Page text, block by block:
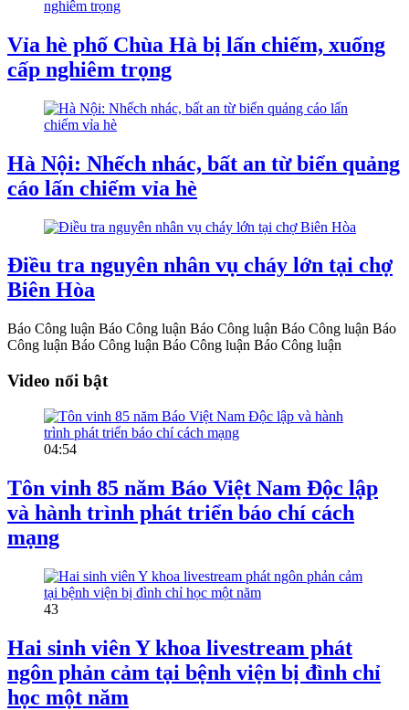
Vỉa hè phố Chùa Hà bị lấn chiếm, xuống
cấp nghiêm trọng
Hà Nội: Nhếch nhác, bất an từ biển quảng
cáo lấn chiếm vỉa hè
Điều tra nguyên nhân vụ cháy lớn tại chợ
Biên Hòa
Báo Công luận Báo Công luận Báo Công luận Báo Công luận Báo
Công luận Báo Công luận Báo Công luận Báo Công luận
Video nổi bật
04:54
Tôn vinh 85 năm Báo Việt Nam Độc lập
và hành trình phát triển báo chí cách
mạng
43
Hai sinh viên Y khoa livestream phát
ngôn phản cảm tại bệnh viện bị đình chỉ
học một năm